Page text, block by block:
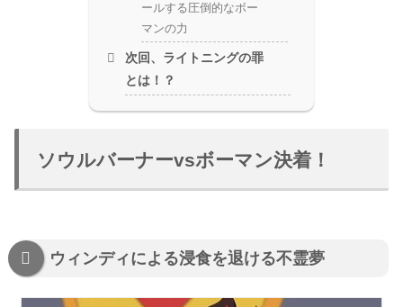
ールする圧倒的なボー
マンの力
次回、ライトニングの罪
とは！？
ソウルバーナーvsボーマン決着！
ウィンディによる浸食を退ける不霊夢